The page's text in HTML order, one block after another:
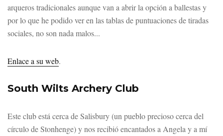
arqueros tradicionales aunque van a abrir la opción a ballestas y
por lo que he podido ver en las tablas de puntuaciones de tiradas
sociales, no son nada malos...
Enlace a su web.
South Wilts Archery Club
Este club está cerca de Salisbury (un pueblo precioso cerca del
círculo de Stonhenge) y nos recibió encantados a Angela y a mí